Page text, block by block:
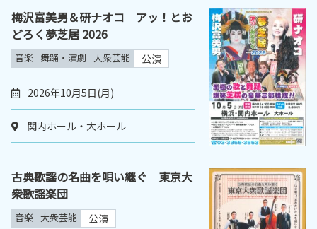
梅沢富美男＆研ナオコ アッ！とお
どろく夢芝居 2026
音楽 舞踊・演劇 大衆芸能 公演
2026年10月5日(月)
関内ホール・大ホール
古典歌謡の名曲を唄い継ぐ 東京大
衆歌謡楽団
音楽 大衆芸能 公演